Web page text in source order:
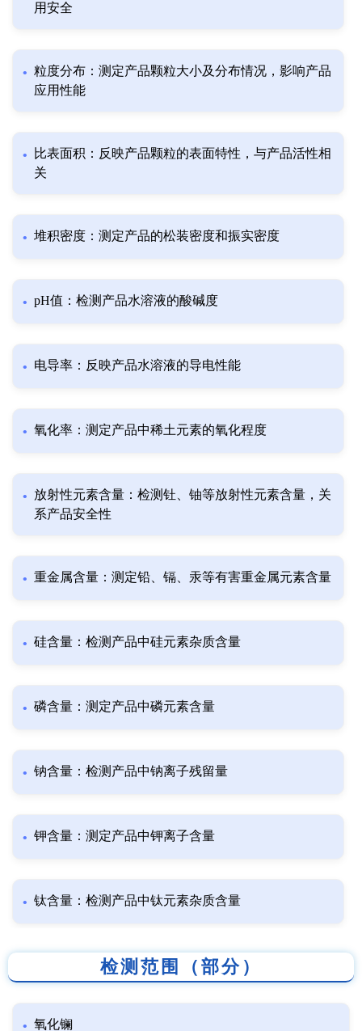
用安全
粒度分布：测定产品颗粒大小及分布情况，影响产品
应用性能
比表面积：反映产品颗粒的表面特性，与产品活性相
关
堆积密度：测定产品的松装密度和振实密度
pH值：检测产品水溶液的酸碱度
电导率：反映产品水溶液的导电性能
氧化率：测定产品中稀土元素的氧化程度
放射性元素含量：检测钍、铀等放射性元素含量，关
系产品安全性
重金属含量：测定铅、镉、汞等有害重金属元素含量
硅含量：检测产品中硅元素杂质含量
磷含量：测定产品中磷元素含量
钠含量：检测产品中钠离子残留量
钾含量：测定产品中钾离子含量
钛含量：检测产品中钛元素杂质含量
检测范围（部分）
氧化镧